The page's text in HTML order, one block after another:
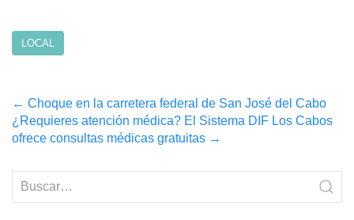
LOCAL
Post
navigation
← Choque en la carretera federal de San José del Cabo
¿Requieres atención médica? El Sistema DIF Los Cabos
ofrece consultas médicas gratuitas →